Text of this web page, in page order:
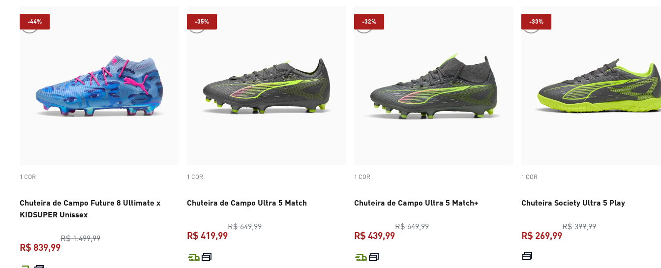
-44%
1 COR
Chuteira de Campo Future 8 Ultimate x
KIDSUPER Unissex
R$ 1.499,99preço original R$ 1.499,99
R$ 839,99
-35%
1 COR
Chuteira de Campo Ultra 5 Match
R$ 649,99preço original R$ 649,99
R$ 419,99
-32%
1 COR
Chuteira de Campo Ultra 5 Match+
R$ 649,99preço original R$ 649,99
R$ 439,99
-33%
1 COR
Chuteira Society Ultra 5 Play
R$ 399,99preço original R$
R$ 269,99